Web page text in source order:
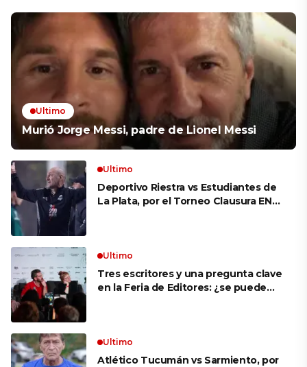
Ultimo
Murió Jorge Messi, padre de Lionel Messi
Ultimo
Deportivo Riestra vs Estudiantes de
La Plata, por el Torneo Clausura EN
Ultimo
Tres escritores y una pregunta clave
en la Feria de Editores: ¿se puede
Ultimo
Atlético Tucumán vs Sarmiento, por